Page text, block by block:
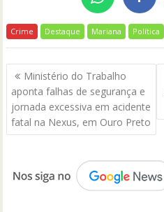
Crime Destaque Mariana Política
Navegação
de
Post
Ministério do Trabalho
aponta falhas de segurança e
jornada excessiva em acidente
fatal na Nexus, em Ouro Preto